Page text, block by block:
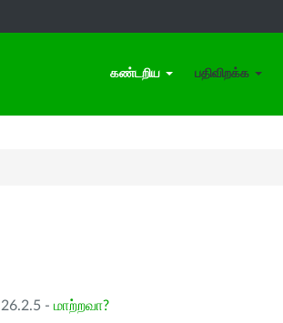
கண்டறிய பதிவிறக்க
- மாற்றவா?